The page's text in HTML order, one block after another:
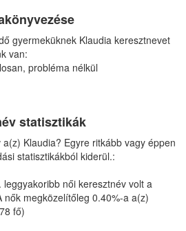
gyermeküknek Klaudia keresztnevet
van:
probléma nélkül
statisztikák
Klaudia? Egyre ritkább vagy éppen
statisztikákból kiderül.:
női keresztnév volt a
nők megközelítőleg 0.40%-a a(z)
fő)